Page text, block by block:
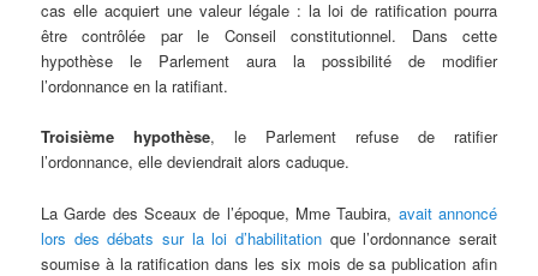
cas elle acquiert une valeur légale : la loi de ratification pourra
être contrôlée par le Conseil constitutionnel. Dans cette
hypothèse le Parlement aura la possibilité de modifier
l’ordonnance en la ratifiant.
Troisième hypothèse, le Parlement refuse de ratifier
l’ordonnance, elle deviendrait alors caduque.
La Garde des Sceaux de l’époque, Mme Taubira, avait annoncé
lors des débats sur la loi d’habilitationque l’ordonnance serait
soumise à la ratification dans les six mois de sa publication afin